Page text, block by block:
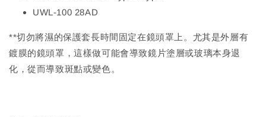
UWL-100 28AD
**切勿將濕的保護套長時間固定在鏡頭罩上。尤其是外層有
鍍膜的鏡頭罩，這樣做可能會導致鏡片塗層或玻璃本身退
化，從而導致斑點或變色。